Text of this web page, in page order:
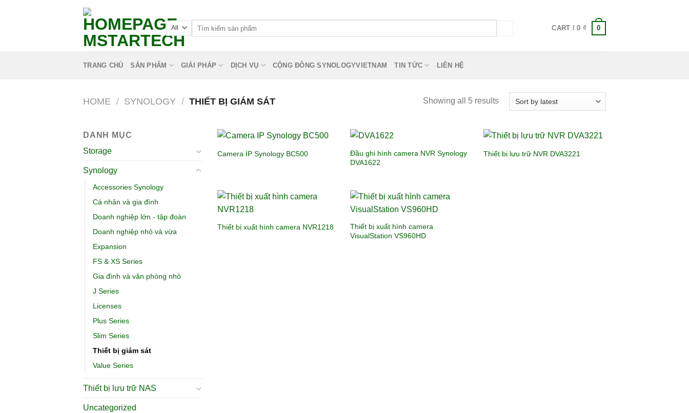
CART /0 ₫ 0
TRANG CHỦ SẢN PHẨM GIẢI PHÁP DỊCH VỤ CỘNG ĐỒNG SYNOLOGYVIETNAM TIN TỨC LIÊN HỆ
HOME / SYNOLOGY / THIẾT BỊ GIÁM SÁT Showing all 5 results
DANH MỤC
Storage
Synology
Accessories Synology
Cá nhân và gia đình
Doanh nghiệp lớn - tập đoàn
Doanh nghiệp nhỏ và vừa
Expansion
FS & XS Series
Gia đình và văn phòng nhỏ
J Series
Licenses
Plus Series
Slim Series
Thiết bị giám sát
Value Series
Thiết bị lưu trữ NAS
Uncategorized
Camera IP Synology BC500
Đầu ghi hình camera NVR Synology
DVA1622
Thiết bị lưu trữ NVR DVA3221
Thiết bị xuất hình camera NVR1218
Thiết bị xuất hình camera
VisualStation VS960HD